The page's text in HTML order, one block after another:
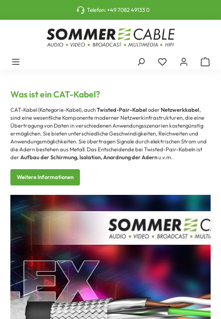
Telefon: +49 7082 49133 0
Was ist ein CAT-Kabel?
CAT-Kabel (Kategorie-Kabel), auchTwisted-Pair-Kabel oderNetzwerkkabel,
sind eine wesentliche Komponente moderner Netzwerkinfrastrukturen, die eine
Übertragung von Daten in verschiedenen Anwendungsszenarien kostengünstig
ermöglichen. Sie bieten unterschiedliche Geschwindigkeiten, Reichweiten und
Anwendungsmöglichkeiten. Sie übertragen Signale durch elektrischen Strom und
die Adern bestehen aus Metall. Das Entscheidende bei Twisted-Pair-Kabeln ist
derAufbau der Schirmung, Isolation, Anordnung der Adernu.v.m.
Weitere Informationen